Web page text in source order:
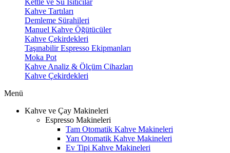
Kettle ve Su Isıtıcılar
Kahve Tartıları
Demleme Sürahileri
Manuel Kahve Öğütücüler
Kahve Çekirdekleri
Taşınabilir Espresso Ekipmanları
Moka Pot
Kahve Analiz & Ölçüm Cihazları
Kahve Çekirdekleri
Menü
Kahve ve Çay Makineleri
Espresso Makineleri
Tam Otomatik Kahve Makineleri
Yarı Otomatik Kahve Makineleri
Ev Tipi Kahve Makineleri